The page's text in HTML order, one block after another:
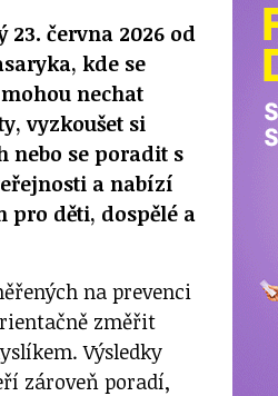
23. června 2026 od
kde se
nechat
vyzkoušet si
nebo se poradit s
a nabízí
děti, dospělé a
na prevenci
změřit
Výsledky
zároveň poradí,